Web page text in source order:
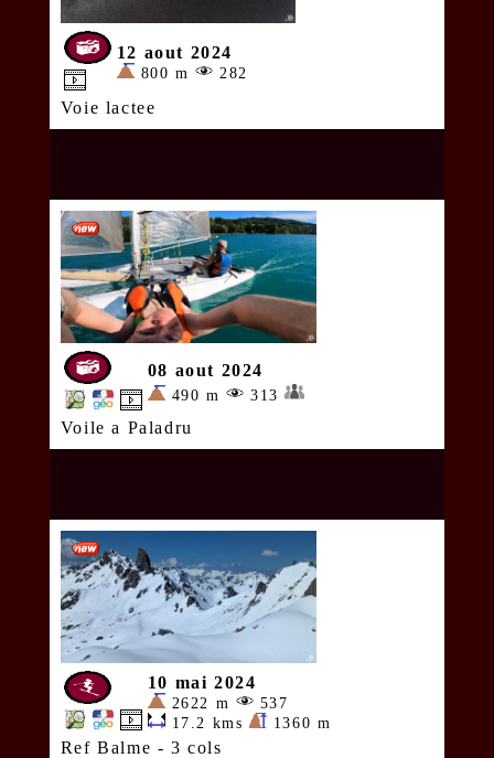
12 aout 2024
800 m 282
Voie lactee
08 aout 2024
490 m 313
Voile a Paladru
10 mai 2024
2622 m
537
17.2 kms
1360 m
Ref Balme - 3 cols